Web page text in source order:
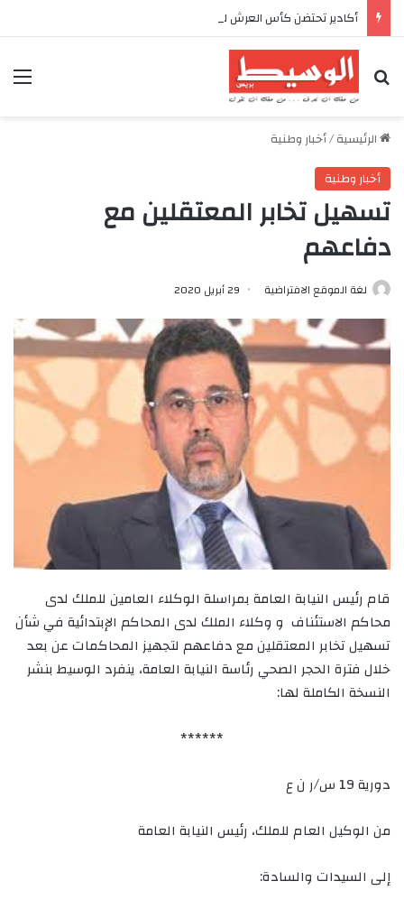
بحث عن
الرئيسية/أخبار وطنية
أخبار وطنية
تسهيل تخابر المعتقلين مع
دفاعهم
لغة الموقع الافتراضية 29 أبريل 2020
قام رئيس النيابة العامة بمراسلة الوكلاء العامين للملك لدى
محاكم الاستئناف و وكلاء الملك لدى المحاكم الإبتدائية في شأن
تسهيل تخابر المعتقلين مع دفاعهم لتجهيز المحاكمات عن بعد
خلال فترة الحجر الصحي رئاسة النيابة العامة، ينفرد الوسيط بنشر
النسخة الكاملة لها:
******
دورية 19 س/ر ن ع
من الوكيل العام للملك، رئيس النيابة العامة
إلى السيدات والسادة: